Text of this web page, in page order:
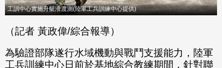
工訓中心實施舟艇漕渡測(陸軍工兵訓練中心提供)
（記者 黃政偉/綜合報導）
為驗證部隊遂行水域機動與戰鬥支援能力，陸軍
工兵訓練中心日前於基地綜合教練期間，針對聯